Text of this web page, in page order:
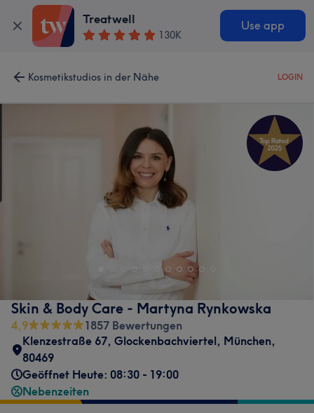
Treatwell
130K
Use app
Kosmetikstudios in der Nähe LOGIN
Skin & Body Care - Martyna Rynkowska
4,9
1857 Bewertungen
Klenzestraße 67, Glockenbachviertel, München,
80469
Geöffnet Heute: 08:30 - 19:00
Nebenzeiten